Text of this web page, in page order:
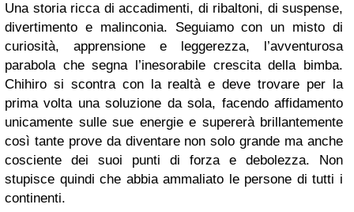
Una storia ricca di accadimenti, di ribaltoni, di suspense,
divertimento e malinconia. Seguiamo con un misto di
curiosità, apprensione e leggerezza, l’avventurosa
parabola che segna l’inesorabile crescita della bimba.
Chihiro si scontra con la realtà e deve trovare per la
prima volta una soluzione da sola, facendo affidamento
unicamente sulle sue energie e supererà brillantemente
così tante prove da diventare non solo grande ma anche
cosciente dei suoi punti di forza e debolezza. Non
stupisce quindi che abbia ammaliato le persone di tutti i
continenti.